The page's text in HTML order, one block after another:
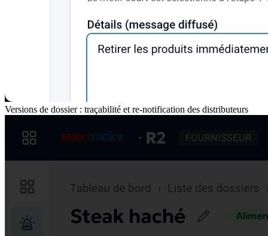
Versions de dossier : traçabilité et re-notification des distributeurs